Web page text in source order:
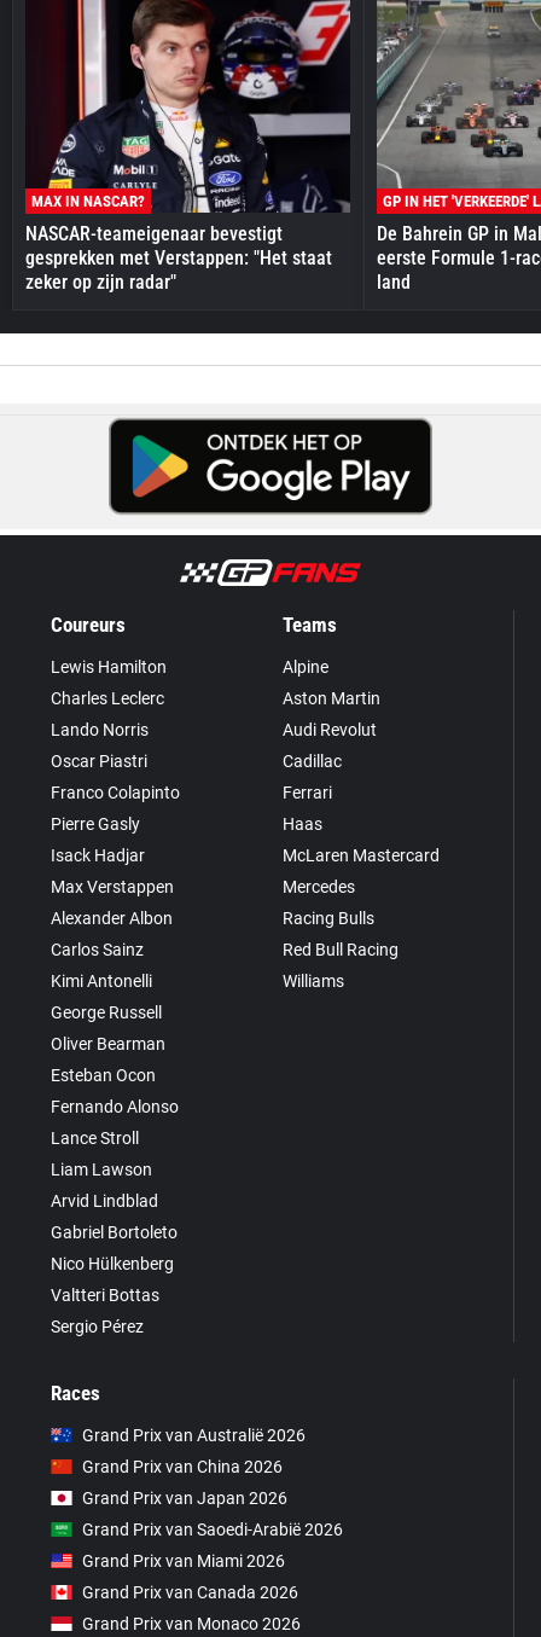
MAX IN NASCAR?
NASCAR-teameigenaar bevestigt
gesprekken met Verstappen: "Het staat
zeker op zijn radar"
GP IN HET 'VERKEERDE'
De Bahrein GP in
eerste Formule 1-
land
Coureurs
Lewis Hamilton
Charles Leclerc
Lando Norris
Oscar Piastri
Franco Colapinto
Pierre Gasly
Isack Hadjar
Max Verstappen
Alexander Albon
Carlos Sainz
Kimi Antonelli
George Russell
Oliver Bearman
Esteban Ocon
Fernando Alonso
Lance Stroll
Liam Lawson
Arvid Lindblad
Gabriel Bortoleto
Nico Hülkenberg
Valtteri Bottas
Sergio Pérez
Teams
Alpine
Aston Martin
Audi Revolut
Cadillac
Ferrari
Haas
McLaren Mastercard
Mercedes
Racing Bulls
Red Bull Racing
Williams
Races
Grand Prix van Australië 2026
Grand Prix van China 2026
Grand Prix van Japan 2026
Grand Prix van Saoedi-Arabië 2026
Grand Prix van Miami 2026
Grand Prix van Canada 2026
Grand Prix van Monaco 2026